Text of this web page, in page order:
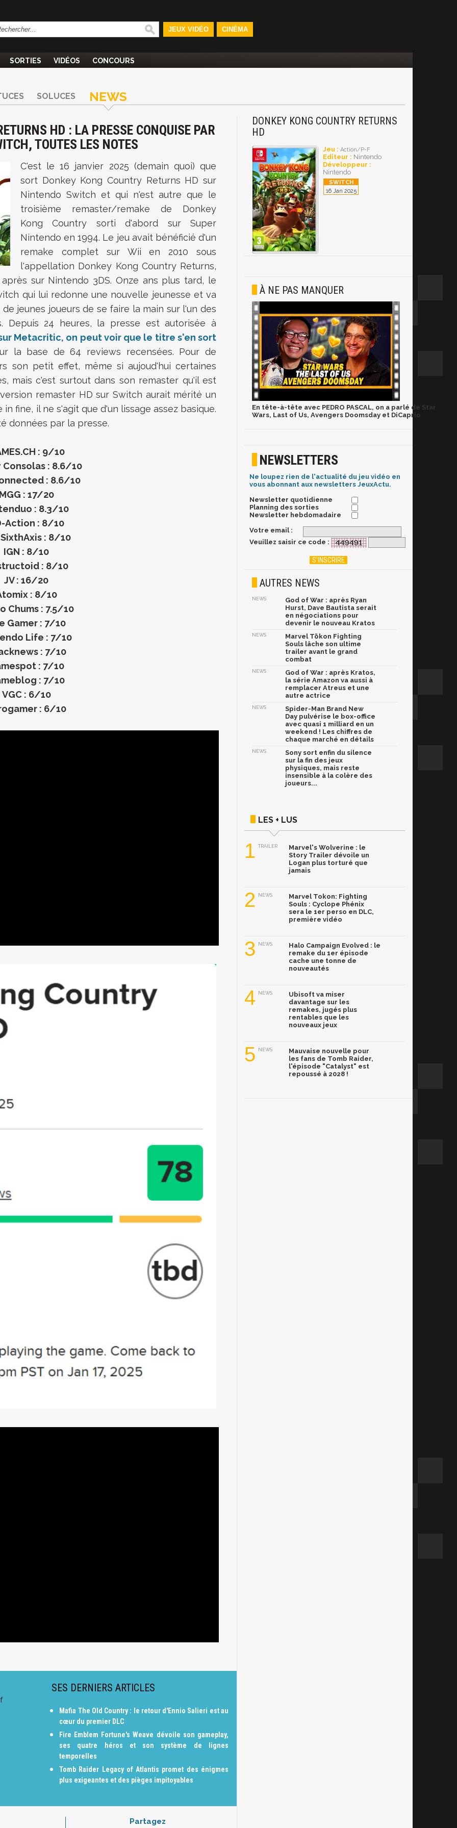
JEUX VIDÉO CINÉMA
SORTIES VIDÉOS CONCOURS
SOLUCES NEWS
HD : LA PRESSE CONQUISE PAR
TOUTES LES NOTES
C'est le 16 janvier 2025 (demain quoi) que
sort Donkey Kong Country Returns HD sur
Nintendo Switch et qui n'est autre que le
troisième remaster/remake de Donkey
Kong Country sorti d'abord sur Super
Nintendo en 1994. Le jeu avait bénéficié d'un
remake complet sur Wii en 2010 sous
l'appellation Donkey Kong Country Returns,
sur Nintendo 3DS. Onze ans plus tard, le
qui lui redonne une nouvelle jeunesse et va
jeunes joueurs de se faire la main sur l'un des
Depuis 24 heures, la presse est autorisée à
Metacritic, on peut voir que le titre s'en sort
la base de 64 reviews recensées. Pour de
son petit effet, même si aujoud'hui certaines
mais c'est surtout dans son remaster qu'il est
remaster HD sur Switch aurait mérité un
fine, il ne s'agit que d'un lissage assez basique.
données par la presse.
: 9/10
Consolas : 8.6/10
: 8.6/10
: 17/20
: 8.3/10
Action : 8/10
: 8/10
IGN : 8/10
: 8/10
JV : 16/20
: 8/10
Chums : 7.5/10
Gamer : 7/10
Life : 7/10
: 7/10
: 7/10
: 7/10
VGC : 6/10
: 6/10
SES DERNIERS ARTICLES
Mafia The Old Country : le retour d'Ennio Salieri est au
cœur du premier DLC
Fire Emblem Fortune's Weave dévoile son gameplay,
ses quatre héros et son système de lignes
temporelles
Tomb Raider Legacy of Atlantis promet des énigmes
plus exigeantes et des pièges impitoyables
Partagez
DONKEY KONG COUNTRY RETURNS
HD
Jeu : Action/P-F
Editeur : Nintendo
Développeur :
Nintendo
16 Jan 2025
À NE PAS MANQUER
En tête-à-tête avec PEDRO PASCAL, on a parlé de Star
Wars, Last of Us, Avengers Doomsday et DiCaprio
NEWSLETTERS
Ne loupez rien de l'actualité du jeu vidéo en
vous abonnant aux newsletters JeuxActu.
Newsletter quotidienne
Planning des sorties
Newsletter hebdomadaire
Votre email :
Veuillez saisir ce code :
AUTRES NEWS
NEWS
God of War : après Ryan
Hurst, Dave Bautista serait
en négociations pour
devenir le nouveau Kratos
NEWS
Marvel Tōkon Fighting
Souls lâche son ultime
trailer avant le grand
combat
NEWS
God of War : après Kratos,
la série Amazon va aussi à
remplacer Atreus et une
autre actrice
NEWS
Spider-Man Brand New
Day pulvérise le box-office
avec quasi 1 milliard en un
weekend ! Les chiffres de
chaque marché en détails
NEWS
Sony sort enfin du silence
sur la fin des jeux
physiques, mais reste
insensible à la colère des
joueurs...
LES + LUS
1 TRAILER
Marvel's Wolverine : le
Story Trailer dévoile un
Logan plus torturé que
jamais
2 NEWS
Marvel Tokon: Fighting
Souls : Cyclope Phénix
sera le 1er perso en DLC,
première vidéo
3 NEWS
Halo Campaign Evolved : le
remake du 1er épisode
cache une tonne de
nouveautés
4 NEWS
Ubisoft va miser
davantage sur les
remakes, jugés plus
rentables que les
nouveaux jeux
5 NEWS
Mauvaise nouvelle pour
les fans de Tomb Raider,
l'épisode "Catalyst" est
repoussé à 2028 !